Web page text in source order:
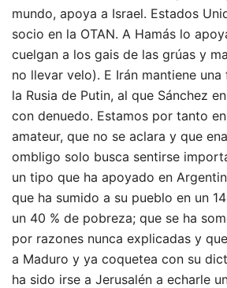
mundo, apoya a Israel. Estados
socio en la OTAN. A Hamás lo
cuelgan a los gais de las grúas y
no llevar velo). E Irán mantiene
la Rusia de Putin, al que Sánchez
con denuedo. Estamos por tanto
amateur, que no se aclara y que
ombligo solo busca sentirse
un tipo que ha apoyado en
que ha sumido a su pueblo en un
un 40 % de pobreza; que se ha
por razones nunca explicadas y
a Maduro y ya coquetea con su
ha sido irse a Jerusalén a echarle